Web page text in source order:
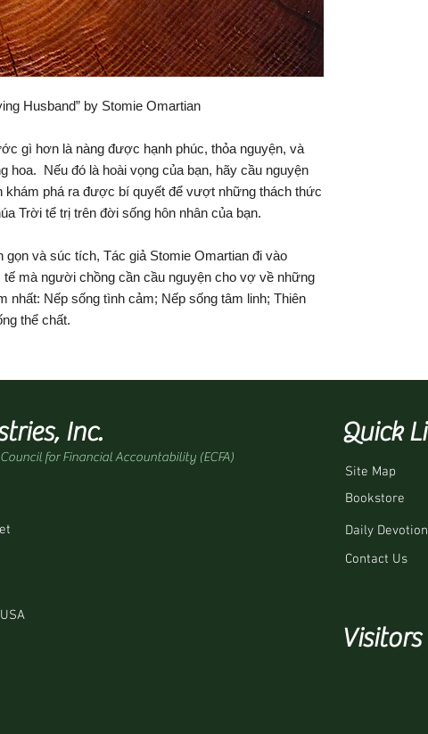
Husband” by Stomie Omartian
gì hơn là nàng được hạnh phúc, thỏa nguyện, và
hoa. Nếu đó là hoài vọng của bạn, hãy cầu nguyện
khám phá ra được bí quyết để vượt những thách thức
Trời tể trị trên đời sống hôn nhân của bạn.
gọn và súc tích, Tác giả Stomie Omartian đi vào
mà người chồng cần cầu nguyện cho vợ về những
nhất: Nếp sống tình cảm; Nếp sống tâm linh; Thiên
thể chất.
Inc.
for Financial Accountability (ECFA)
Quick
Site Map
Bookstore
Daily
Contact Us
Visitors